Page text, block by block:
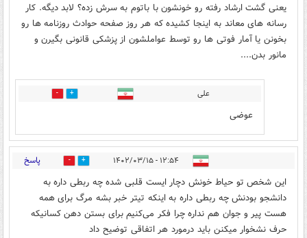
یعنی گشت ارشاد رفته رو خونشون با باتوم به سرش زده؟ لابد دیگه. کار
رسانه های معاند به اینجا کشیده که هر روز صفحه حوادث روزنامه ها رو
بخونن یا آمار فوتی ها رو توسط عواملشون از پزشکی قانونی بگیرن و
مانور بدن....
علی 5
عوضی
۱۲:۵۴ - ۱۴۰۲/۰۳/۱۵ 24 پاسخ
این شخص تو حیاط خونش دچار ایست قلبی شده چه ربطی داره به
دانشجو بودنش چه ربطی داره به اینکه تیتر خبر بشه مرگ برای همه
هست پیر و جوان هم نداره چرا فکر می‌کنیم برای بستن دهن کسانیکه
حرف نشخوار میکنن باید درمورد هر اتفاقی توضیح داد